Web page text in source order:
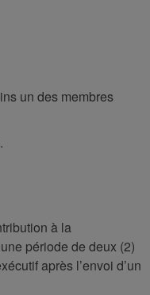
un des membres
à la
période de deux (2)
après l’envoi d’un